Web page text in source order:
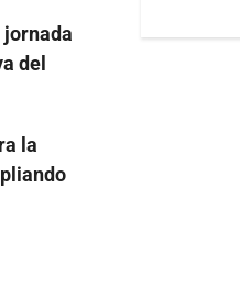
jornada
del
la